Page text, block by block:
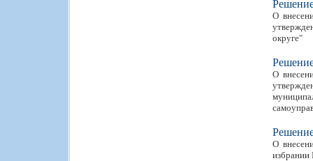
О
округе"
О
О
избрании